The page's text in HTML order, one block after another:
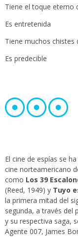
Tiene el toque eterno
Es entretenida
Tiene muchos chistes
Es predecible
El cine de espías se
cine norteamericano
como Los 39
(Reed, 1949) y Tuyo
la primera mitad del
segunda, a través del
y su respectiva saga,
Agente 007, James